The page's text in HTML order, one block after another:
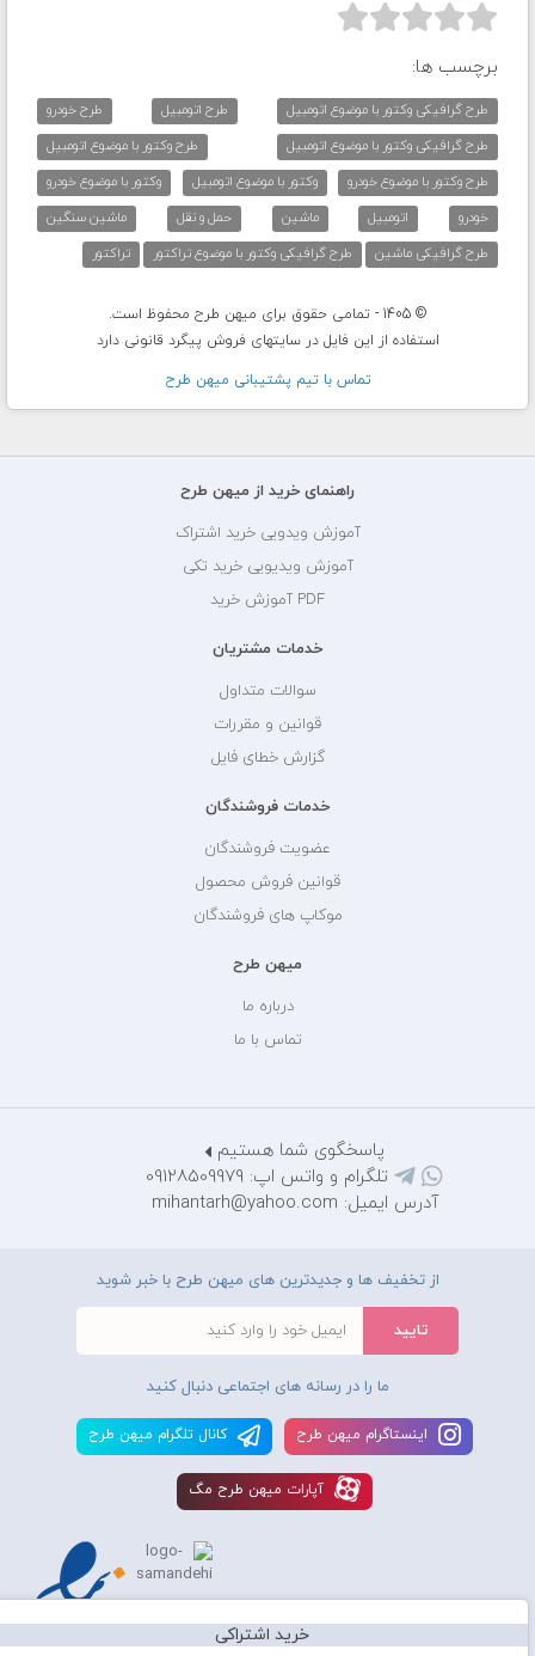
خرید اشتراکی



برچسب ها:
طرح گرافیکی وکتور با موضوع اتومبیل طرح اتومبیل
طرح خودرو
طرح گرافیکی وکتور با موضوع اتومبیل
طرح وکتور با موضوع اتومبیل
طرح وکتور با موضوع خودرو
وکتور با موضوع اتومبیل
وکتور با موضوع خودرو
خودرو
اتومبیل ماشین حمل و نقل
ماشین سنگین
طرح گرافیکی ماشین
طرح گرافیکی وکتور با موضوع تراکتور تراکتور
© 1405 - تمامی حقوق برای میهن طرح محفوظ است.
استفاده از این فایل در سایتهای فروش پیگرد قانونی دارد
تماس با تيم پشتيبانی ميهن طرح
راهنمای خرید از میهن طرح
آموزش ویدویی خرید اشتراک
آموزش ویدیویی خرید تکی
PDF آموزش خرید
خدمات مشتریان
سوالات متداول
قوانین و مقررات
گزارش خطای فایل
خدمات فروشندگان
عضویت فروشندگان
قوانین فروش محصول
موکاپ های فروشندگان
میهن طرح
درباره ما
تماس با ما
پاسخگوی شما هستیم
تلگرام و واتس اپ: 09128509979
آدرس ایمیل: mihantarh@yahoo.com
از تخفیف ها و جدیدترین های میهن طرح با خبر شوید
ما را در رسانه های اجتماعی دنبال کنید
اينستاگرام ميهن طرح کانال تلگرام ميهن طرح
آپارات ميهن طرح مگ